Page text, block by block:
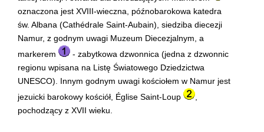
oznaczona jest XVIII-wieczna, późnobarokowa katedra
św. Albana (Cathédrale Saint-Aubain), siedziba diecezji
Namur, z godnym uwagi Muzeum Diecezjalnym, a
markerem
- zabytkowa dzwonnica (jedna z dzwonnic
regionu wpisana na Listę Światowego Dziedzictwa
UNESCO). Innym godnym uwagi kościołem w Namur jest
jezuicki barokowy kościół, Église Saint-Loup
pochodzący z XVII wieku.